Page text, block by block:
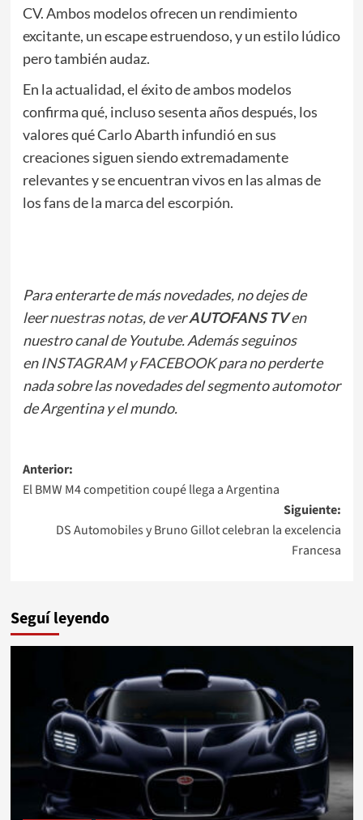
CV. Ambos modelos ofrecen un rendimiento
excitante, un escape estruendoso, y un estilo lúdico
pero también audaz.
En la actualidad, el éxito de ambos modelos
confirma qué, incluso sesenta años después, los
valores qué Carlo Abarth infundió en sus
creaciones siguen siendo extremadamente
relevantes y se encuentran vivos en las almas de
los fans de la marca del escorpión.
Para enterarte de más novedades, no dejes de
leernuestras notas, de ver AUTOFANS TVen
nuestro canal de Youtube. Además seguinos
enINSTAGRAMyFACEBOOKpara no perderte
nada sobre las novedades del segmento automotor
de Argentina y el mundo.
Navegación
de
entradas
Anterior:
El BMW M4 competition coupé llega a Argentina
Siguiente:
DS Automobiles y Bruno Gillot celebran la excelencia
Francesa
Seguí leyendo